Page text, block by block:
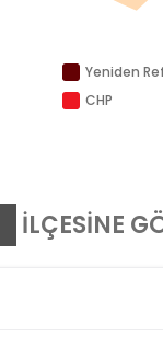
Yeniden
CHP
İLÇESİNE